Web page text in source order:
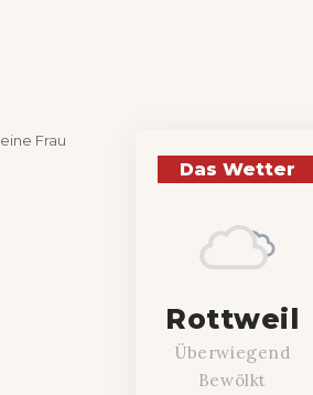
Frau
Das Wetter
Rottweil
Überwiegend
Bewölkt